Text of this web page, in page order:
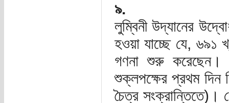
৯.
লুম্বিনী উদ্যানের
হওয়া যাচ্ছে যে, ৬৯১
গণনা শুরু করেছেন।
শুক্লপক্ষের প্রথম দিন
চৈত্র সংক্রান্তিতে)।